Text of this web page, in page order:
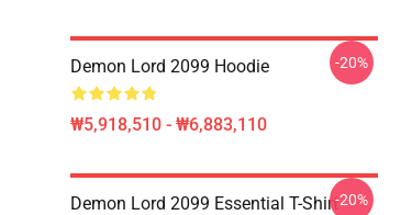
Demon Lord 2099 Hoodie
₩5,918,510 - ₩6,883,110
-20%
Demon Lord 2099 Essential T-Shirt-20%